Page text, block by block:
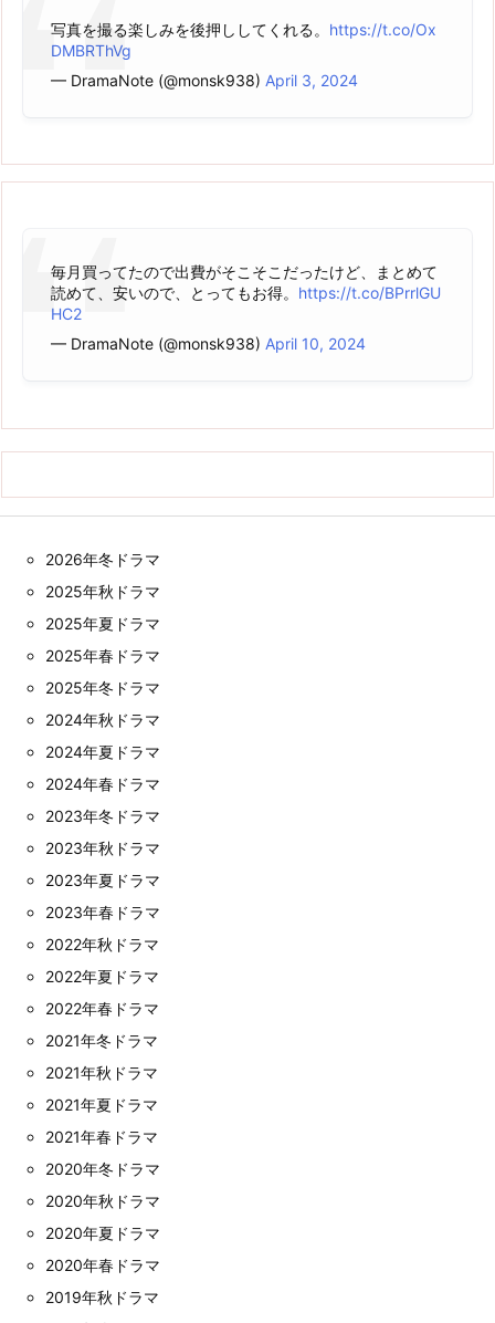
写真を撮る楽しみを後押ししてくれる。 https://t.co/Ox
DMBRThVg
— DramaNote (@monsk938) April 3, 2024
毎月買ってたので出費がそこそこだったけど、まとめて
読めて、安いので、とってもお得。 https://t.co/BPrrlGU
HC2
— DramaNote (@monsk938) April 10, 2024
2026年冬ドラマ
2025年秋ドラマ
2025年夏ドラマ
2025年春ドラマ
2025年冬ドラマ
2024年秋ドラマ
2024年夏ドラマ
2024年春ドラマ
2023年冬ドラマ
2023年秋ドラマ
2023年夏ドラマ
2023年春ドラマ
2022年秋ドラマ
2022年夏ドラマ
2022年春ドラマ
2021年冬ドラマ
2021年秋ドラマ
2021年夏ドラマ
2021年春ドラマ
2020年冬ドラマ
2020年秋ドラマ
2020年夏ドラマ
2020年春ドラマ
2019年秋ドラマ